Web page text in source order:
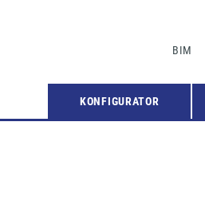
BIM
KONFIGURATOR